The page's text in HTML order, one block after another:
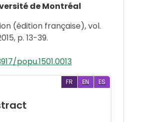
de Montréal
(édition française), vol.
p. 13-39.
popu.1501.0013
FR EN ES